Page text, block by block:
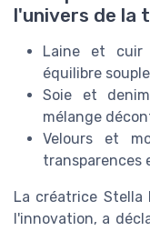
l'univers de la
Laine et cuir
équilibre
Soie et
mélange
Velours et
transparences
La créatrice Stella
l'innovation, a